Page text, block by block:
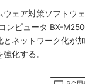
ウェア対策ソフトウ
ンピュータ BX-
とネットワーク化が
化する。